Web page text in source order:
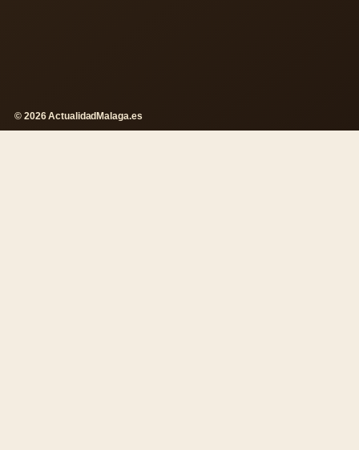
© 2026 ActualidadMalaga.es